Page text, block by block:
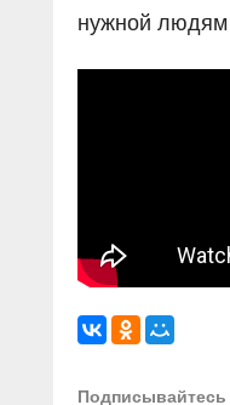
нужной людям